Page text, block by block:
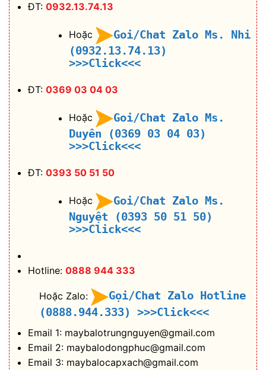
ĐT: 0932.13.74.13
Hoặc
Goi/Chat Zalo Ms. Nhi
(0932.13.74.13)
>>>Click<<<
ĐT: 0369 03 04 03
Hoặc
Goi/Chat Zalo Ms.
Duyên (0369 03 04 03)
>>>Click<<<
ĐT: 0393 50 51 50
Hoặc
Goi/Chat Zalo Ms.
Nguyệt (0393 50 51 50)
>>>Click<<<
Hotline: 0888 944 333
Hoặc Zalo:
Gọi/Chat Zalo Hotline
(0888.944.333)
>>>Click<<<
Email 1: maybalotrungnguyen@gmail.com
Email 2: maybalodongphuc@gmail.com
Email 3: maybalocapxach@gmail.com